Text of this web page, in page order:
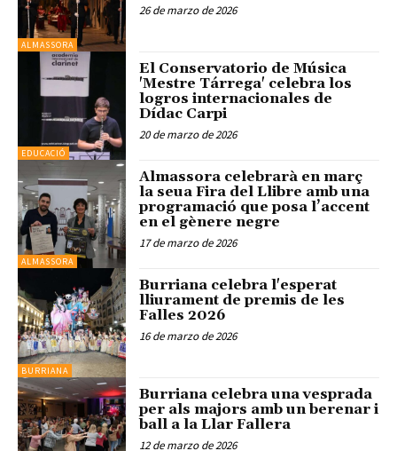
ALMASSORA
26 de marzo de 2026
EDUCACIÓ
El Conservatorio de Música
'Mestre Tárrega' celebra los
logros internacionales de
Dídac Carpi
20 de marzo de 2026
ALMASSORA
Almassora celebrarà en març
la seua Fira del Llibre amb una
programació que posa l’accent
en el gènere negre
17 de marzo de 2026
BURRIANA
Burriana celebra l'esperat
lliurament de premis de les
Falles 2026
16 de marzo de 2026
Burriana celebra una vesprada
per als majors amb un berenar i
ball a la Llar Fallera
12 de marzo de 2026